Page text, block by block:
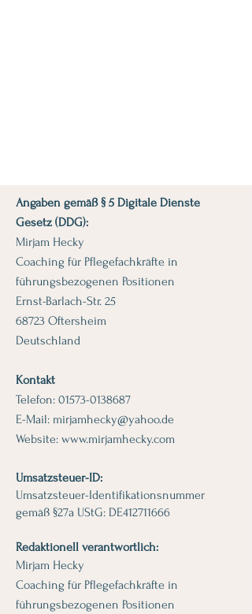
Angaben gemäß § 5 Digitale Dienste
Gesetz (DDG):
Mirjam Hecky
Coaching für Pflegefachkräfte in
führungsbezogenen Positionen
Ernst-Barlach-Str. 25
68723 Oftersheim
Deutschland
Kontakt
Telefon: 01573-0138687
E-Mail: mirjamhecky@yahoo.de
Website: www.mirjamhecky.com
Umsatzsteuer-ID:
Umsatzsteuer-Identifikationsnummer
gemäß §27a UStG: DE412711666
Redaktionell verantwortlich:
Mirjam Hecky
Coaching für Pflegefachkräfte in
führungsbezogenen Positionen